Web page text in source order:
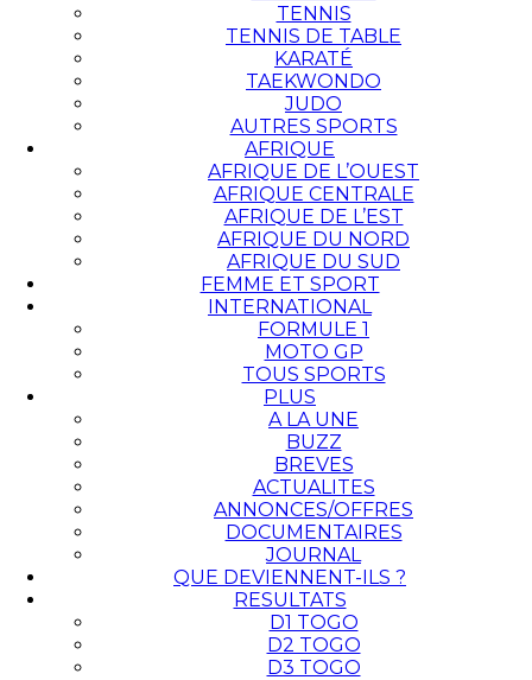
TENNIS
TENNIS DE TABLE
KARATÉ
TAEKWONDO
JUDO
AUTRES SPORTS
AFRIQUE
AFRIQUE DE L’OUEST
AFRIQUE CENTRALE
AFRIQUE DE L’EST
AFRIQUE DU NORD
AFRIQUE DU SUD
FEMME ET SPORT
INTERNATIONAL
FORMULE 1
MOTO GP
TOUS SPORTS
PLUS
A LA UNE
BUZZ
BREVES
ACTUALITES
ANNONCES/OFFRES
DOCUMENTAIRES
JOURNAL
QUE DEVIENNENT-ILS ?
RESULTATS
D1 TOGO
D2 TOGO
D3 TOGO